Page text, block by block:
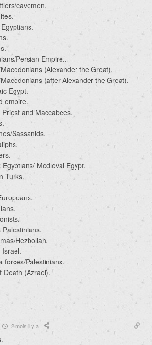
cavemen.
Persian Empire..
(Alexander the Great).
(after Alexander the Great).
Egypt.
empire.
and Maccabees.
Sassanids.
Medieval Egypt.
Turks.
Palestinians.
Hezbollah.
Israel.
forces/Palestinians.
Death (Azrael).
2 mois il y a